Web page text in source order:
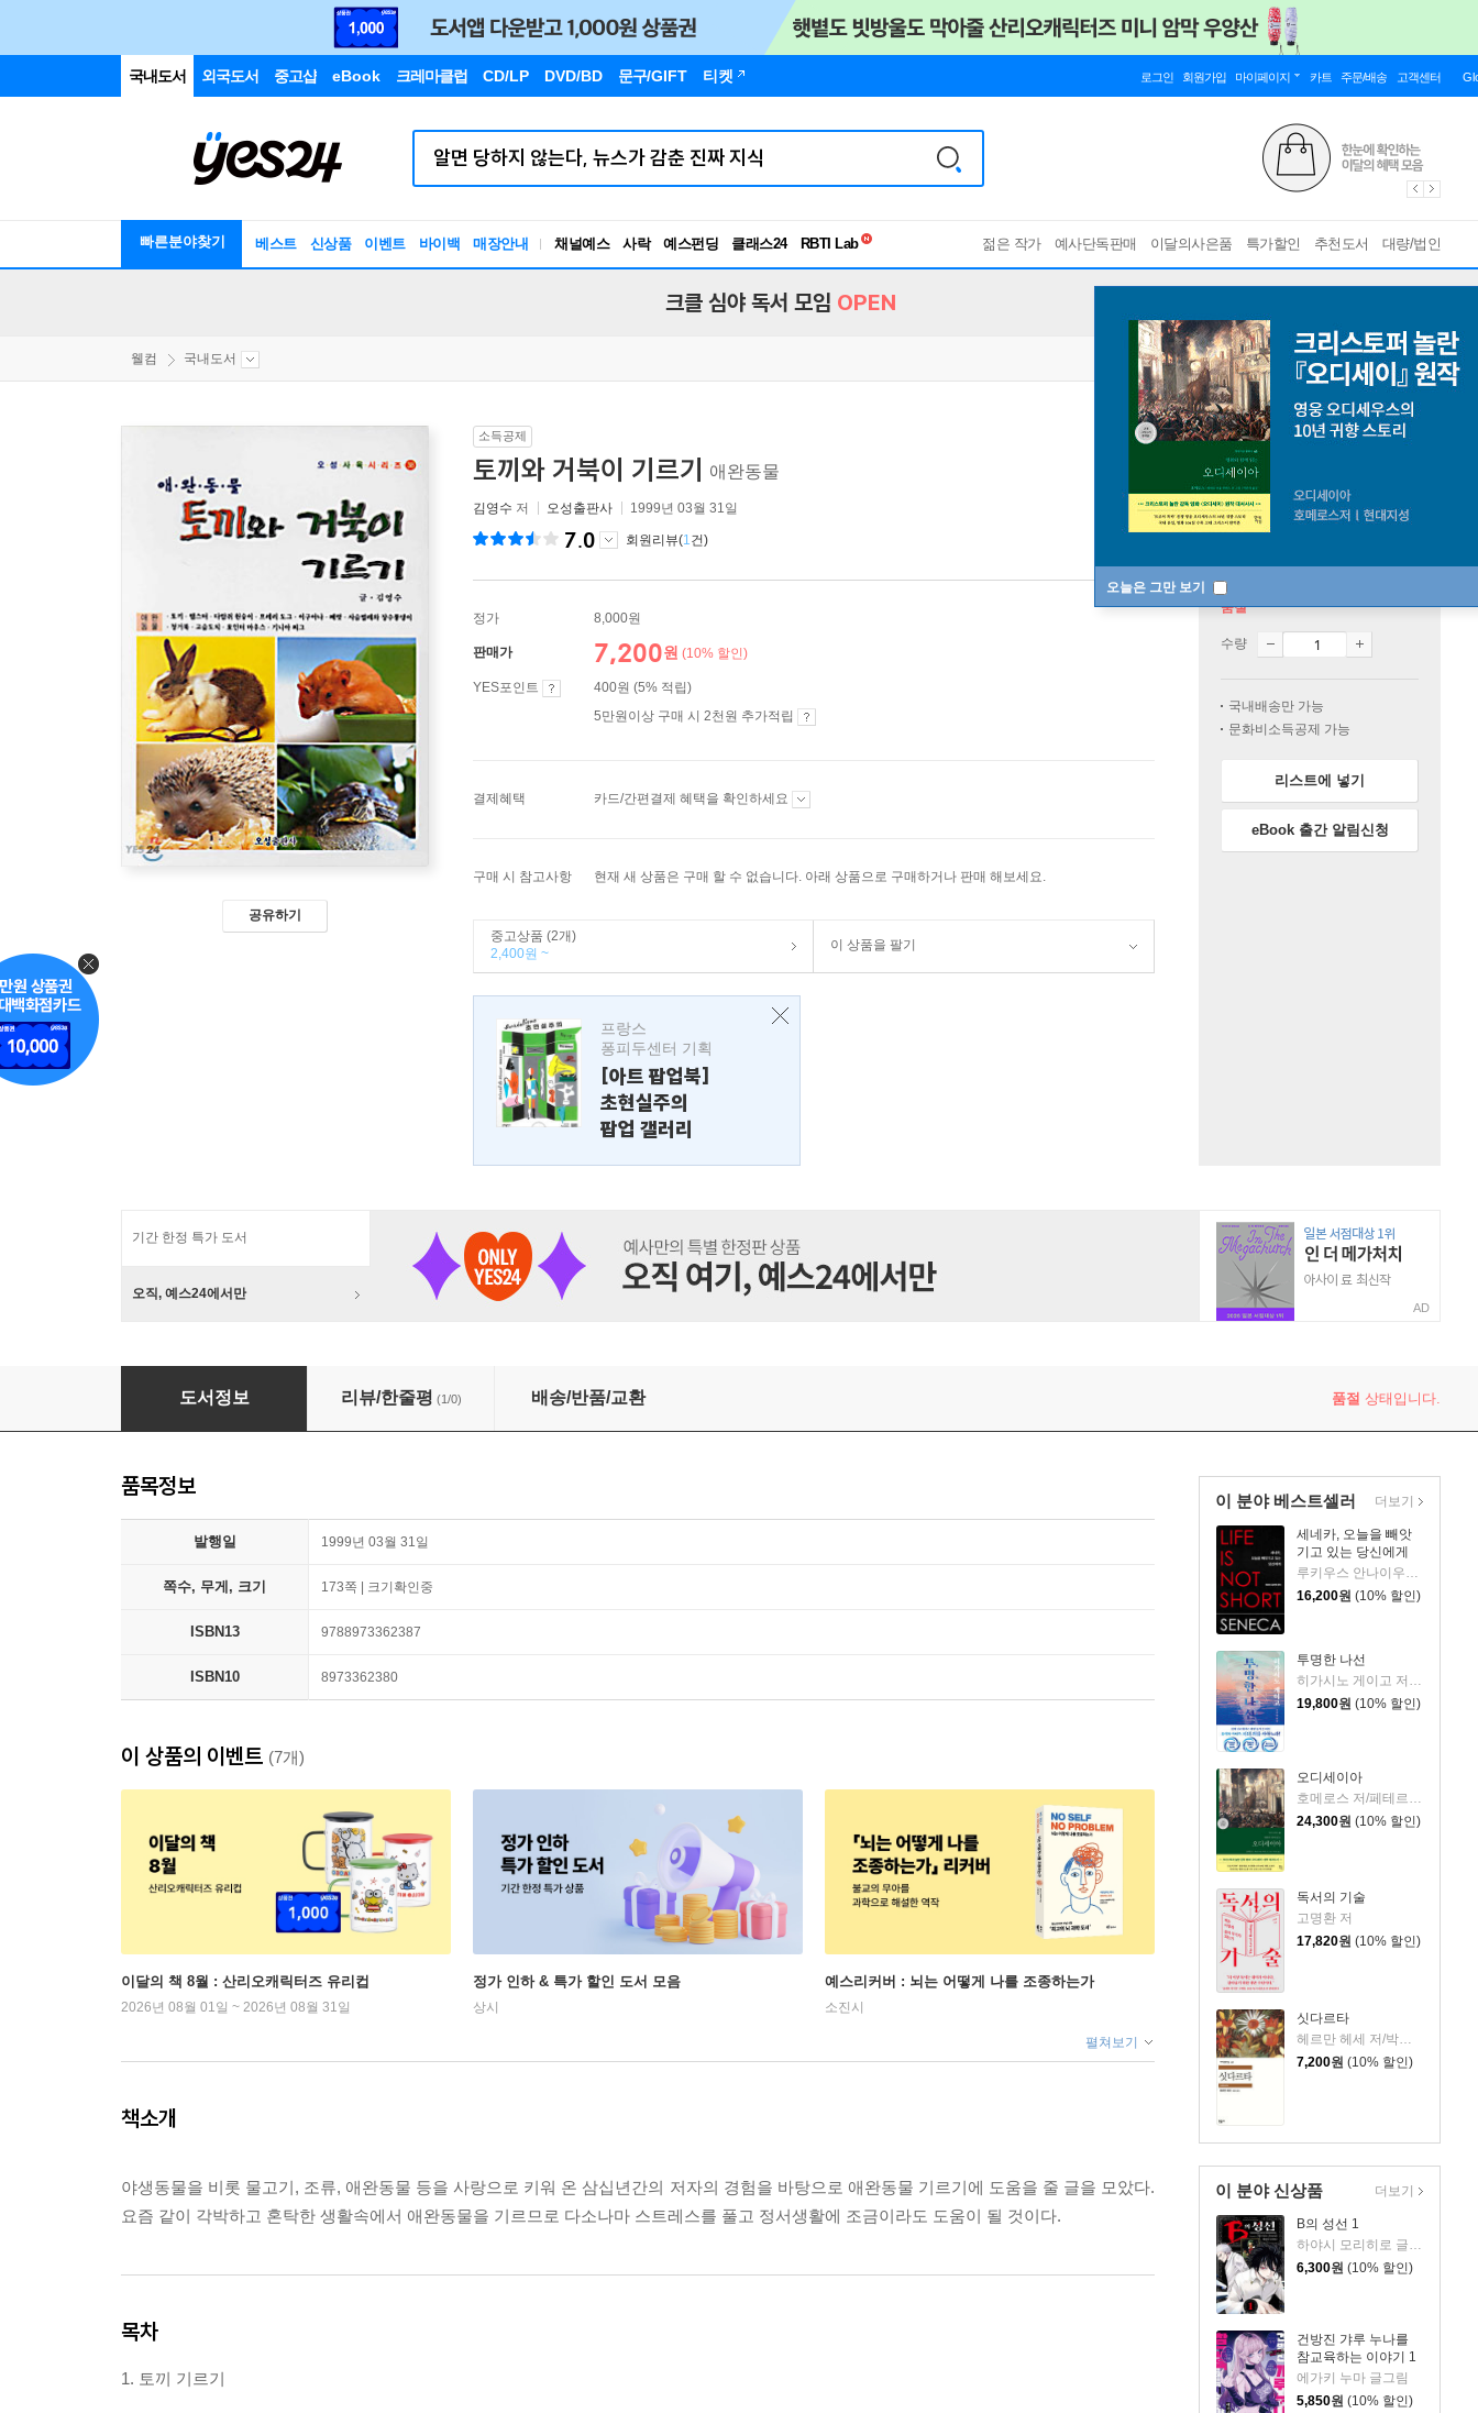
국내도서 외국도서 중고샵 eBook 크레마클럽 CD/LP DVD/BD 문구/GIFT 티켓 로그인 회원가입 마이페이지 카트 주문/배송 고객센터
빠른분야찾기 베스트 신상품 이벤트 바이백 매장안내 채널예스 사락 예스펀딩 클래스24
독서유형검사
젊은 작가 예사단독판매 이달의사은품 특가할인 추천도서 대량/법인
오늘은 그만 보기
크클 심야 독서 모임 OPEN
웰컴 국내도서
공유하기
소득공제
토끼와 거북이 기르기 애완동물
김영수 저 오성출판사 1999년 03월 31일
7.0 회원리뷰(1건)
정가 8,000원
판매가 7,200원 (10% 할인)
YES포인트
400원 (5% 적립)
5만원이상 구매 시 2천원 추가적립
결제혜택 카드/간편결제 혜택을 확인하세요
구매 시 참고사항 현재 새 상품은 구매 할 수 없습니다. 아래 상품으로 구매하거나 판매 해보세요.
중고상품 (2개)
2,400원 ~
이 상품을 팔기
프랑스
퐁피두센터 기획
[아트 팝업북]
초현실주의
팝업 갤러리
품절
수량
국내배송만 가능
문화비소득공제 가능
리스트에 넣기
eBook 출간 알림신청
기간 한정 특가 도서
오직, 예스24에서만
AD
토끼와 거북이 기르기
도서정보 리뷰/한줄평 (1/0) 배송/반품/교환 품절 상태입니다.
이 분야 베스트셀러
세네카, 오늘을 빼앗
기고 있는 당신에게
루키우스 안나이우스 세네카 저/하와이 대저택 편역
16,200원 (10% 할인)
투명한 나선
19,800원 (10% 할인)
오디세이아
호메로스 저/페테르 파울 루벤스 그림/박문재 역
24,300원 (10% 할인)
독서의 기술
고명환 저
17,820원 (10% 할인)
싯다르타
헤르만 헤세 저/박병덕 역
7,200원 (10% 할인)
더보기
이 분야 신상품
B의 성선 1
하야시 모리히로 글그림
6,300원 (10% 할인)
건방진 갸루 누나를
참교육하는 이야기 1
에가키 누마 글그림
5,850원 (10% 할인)
더보기
품목정보
발행일 1999년 03월 31일
쪽수, 무게, 크기 173쪽 | 크기확인중
ISBN13 9788973362387
ISBN10 8973362380
이 상품의 이벤트 (7개)
이달의 책 8월 : 산리오캐릭터즈 유리컵
2026년 08월 01일 ~ 2026년 08월 31일
정가 인하 & 특가 할인 도서 모음
상시
예스리커버 : 뇌는 어떻게 나를 조종하는가
소진시
펼쳐보기
책소개
야생동물을 비롯 물고기, 조류, 애완동물 등을 사랑으로 키워 온 삼십년간의 저자의 경험을 바탕으로 애완동물 기르기에 도움을 줄 글을 모았다.
요즘 같이 각박하고 혼탁한 생활속에서 애완동물을 기르므로 다소나마 스트레스를 풀고 정서생활에 조금이라도 도움이 될 것이다.
목차
1. 토끼 기르기